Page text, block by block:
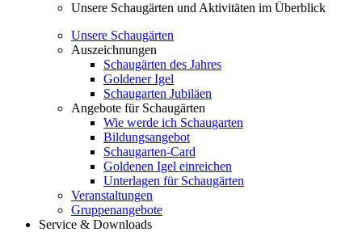
Unsere Schaugärten und Aktivitäten im Überblick
Unsere Schaugärten
Auszeichnungen
Schaugärten des Jahres
Goldener Igel
Schaugarten Jubiläen
Angebote für Schaugärten
Wie werde ich Schaugarten
Bildungsangebot
Schaugarten-Card
Goldenen Igel einreichen
Unterlagen für Schaugärten
Veranstaltungen
Gruppenangebote
Service & Downloads